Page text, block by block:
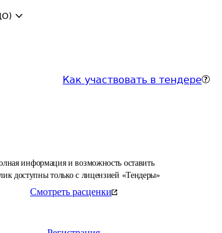
Как участвовать в тендере
информация и возможность оставить
доступны только с лицензией «Тендеры»
Смотреть расценки